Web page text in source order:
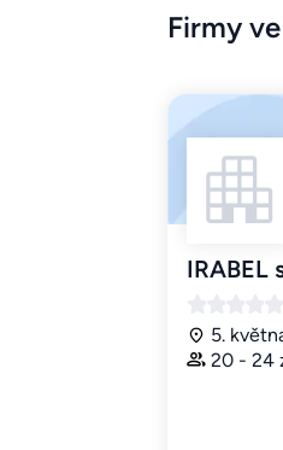
Firmy
IRABEL
5.
20 - 24